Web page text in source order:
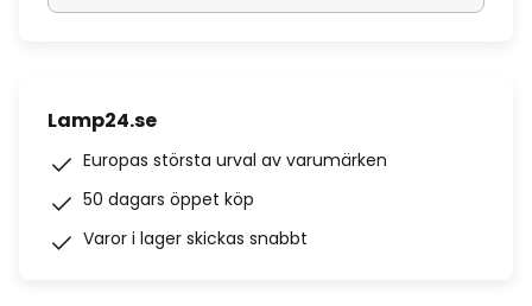
Lamp24.se
Europas största urval av varumärken
50 dagars öppet köp
Varor i lager skickas snabbt